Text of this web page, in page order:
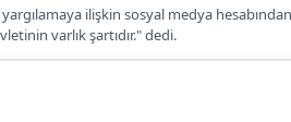
ilişkin sosyal medya
varlık şartıdır." dedi.